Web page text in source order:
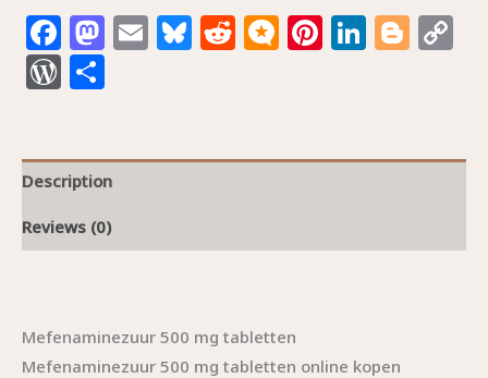
Facebook
Mastodon
EmailBluesky
Reddit
Micro.blog
Pinterest
WordPress
Description
Reviews (0)
Mefenaminezuur 500 mg tabletten
Mefenaminezuur 500 mg tabletten online kopen